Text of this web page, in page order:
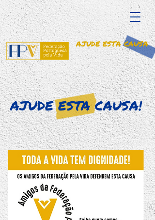
AJUDE ESTA CAUSA
AJUDE ESTA CAUSA!
CLIQUE